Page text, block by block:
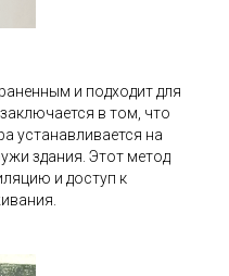
и подходит для
в том, что
устанавливается на
здания. Этот метод
и доступ к